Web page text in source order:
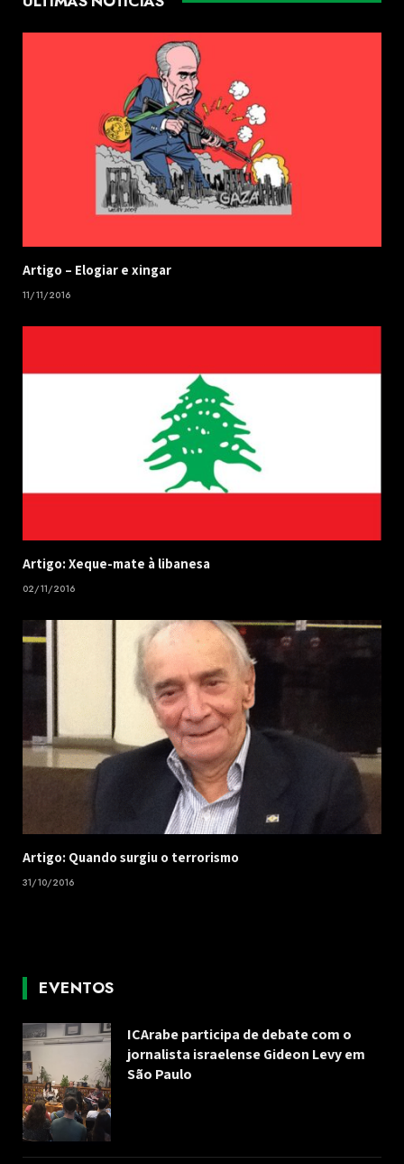
​Artigo – ​Elogiar e xingar
11/11/2016
Artigo: Xeque-mate à libanesa
02/11/2016
Artigo: Quando surgiu o terrorismo
31/10/2016
EVENTOS
ICArabe participa de debate com o
jornalista israelense Gideon Levy em
São Paulo